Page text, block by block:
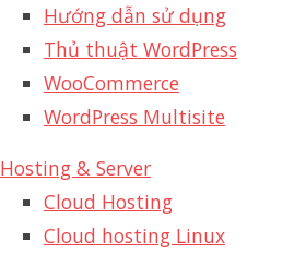
Hướng dẫn sử dụng
Thủ thuật WordPress
WooCommerce
WordPress Multisite
Hosting & Server
Cloud Hosting
Cloud hosting Linux